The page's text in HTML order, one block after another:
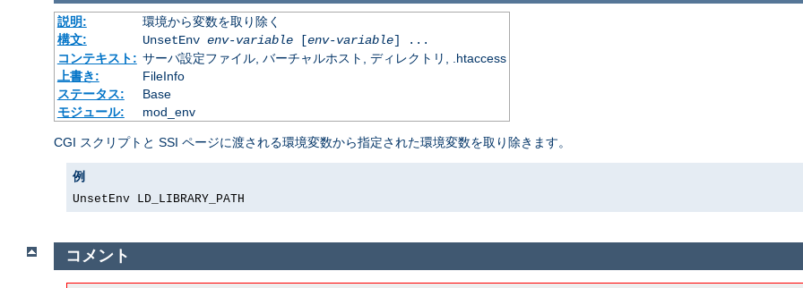
説明:
環境から変数を取り除く
構文:
UnsetEnv env-variable[env-variable] ...
コンテキスト: サーバ設定ファイル, バーチャルホスト, ディレクトリ, .htaccess
上書き:
FileInfo
ステータス:
Base
モジュール:
mod_env
CGI スクリプトと SSI ページに渡される環境変数から指定された環境変数を取り除きます。
例
UnsetEnv LD_LIBRARY_PATH
コメント